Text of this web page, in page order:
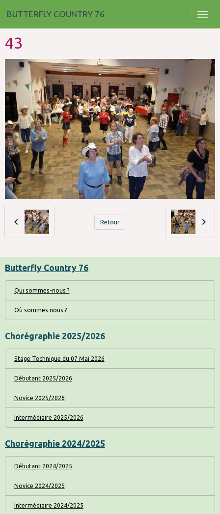
BUTTERFLY COUNTRY 76
43
Retour
Butterfly Country 76
Qui sommes-nous ?
Où sommes nous ?
Chorégraphie 2025/2026
Stage Technique du 07 Mai 2026
Débutant 2025/2026
Novice 2025/2026
Intermédiaire 2025/2026
Chorégraphie 2024/2025
Débutant 2024/2025
Novice 2024/2025
Intermédiaire 2024/2025